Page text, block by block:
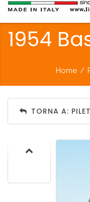
1954
Home /
TORNA A: